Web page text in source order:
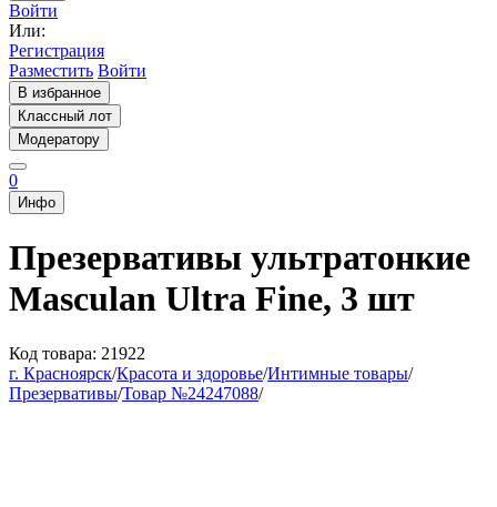
Войти
Или:
Регистрация
Разместить Войти
В избранное
Классный лот
Модератору
0
Инфо
Презервативы ультратонкие
Masculan Ultra Fine, 3 шт
Код товара: 21922
г. Красноярск/Красота и здоровье/Интимные товары/
Презервативы/Товар №24247088/